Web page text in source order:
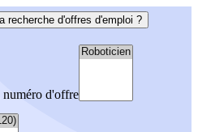
recherche d'offres d'emploi ?
numéro d'offre